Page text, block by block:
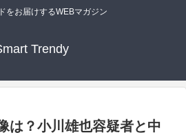
をお届けするWEBマガジン
Trendy
は？小川雄也容疑者と中